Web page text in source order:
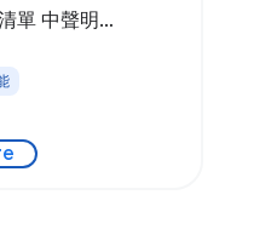
單 中聲明
途，就是根據時間
間戳記，指出使用